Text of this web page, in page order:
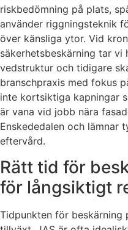
riskbedömning på plats,
använder riggningsteknik
över känsliga ytor. Vid
säkerhetsbeskärning tar vi
vedstruktur och tidigare
branschpraxis med fokus
inte kortsiktiga kapningar
är vana vid jobb nära
Enskededalen och lämnar
eftervård.
Rätt tid för
för långsiktigt
Tidpunkten för beskärning